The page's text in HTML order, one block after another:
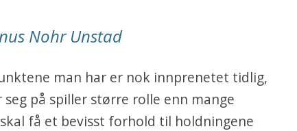
Nohr Unstad
man har er nok innprenetet tidlig,
på spiller større rolle enn mange
få et bevisst forhold til holdningene